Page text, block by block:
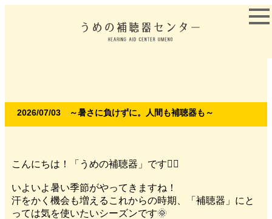
2026/07/03 ～暑さに負けずに。人間も補聴器も～
こんにちは！「うめの補聴器」です🙋‍♀️
いよいよ暑い季節がやってきますね！
汗をかく機会も増えるこれからの時期、「補聴器」にと
っては気を使いたいシーズンです🌞